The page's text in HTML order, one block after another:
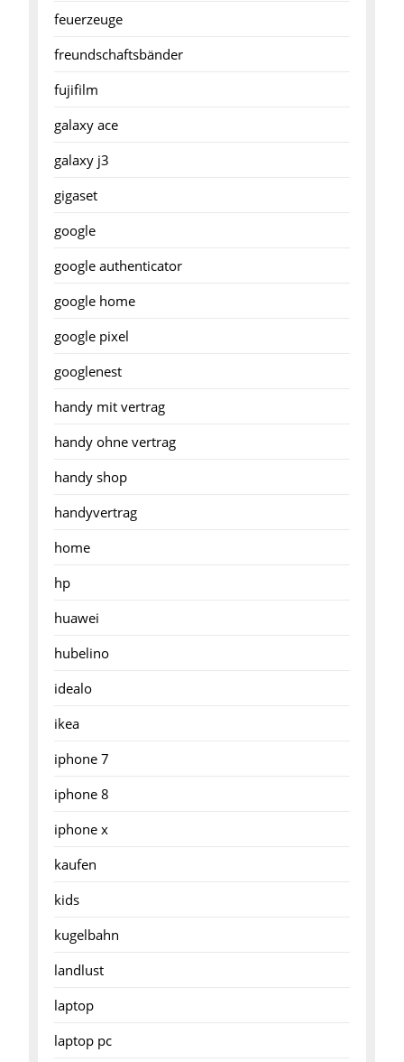
feuerzeuge
freundschaftsbänder
fujifilm
galaxy ace
galaxy j3
gigaset
google
google authenticator
google home
google pixel
googlenest
handy mit vertrag
handy ohne vertrag
handy shop
handyvertrag
home
hp
huawei
hubelino
idealo
ikea
iphone 7
iphone 8
iphone x
kaufen
kids
kugelbahn
landlust
laptop
laptop pc